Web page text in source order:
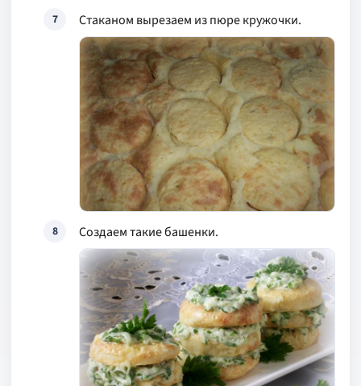
7 Стаканом вырезаем из пюре кружочки.
8 Создаем такие башенки.